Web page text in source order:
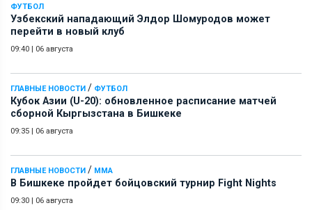
ФУТБОЛ
Узбекский нападающий Элдор Шомуродов может
перейти в новый клуб
09:40 | 06 августа
ГЛАВНЫЕ НОВОСТИ / ФУТБОЛ
Кубок Азии (U-20): обновленное расписание матчей
сборной Кыргызстана в Бишкеке
09:35 | 06 августа
ГЛАВНЫЕ НОВОСТИ / ММА
В Бишкеке пройдет бойцовский турнир Fight Nights
09:30 | 06 августа